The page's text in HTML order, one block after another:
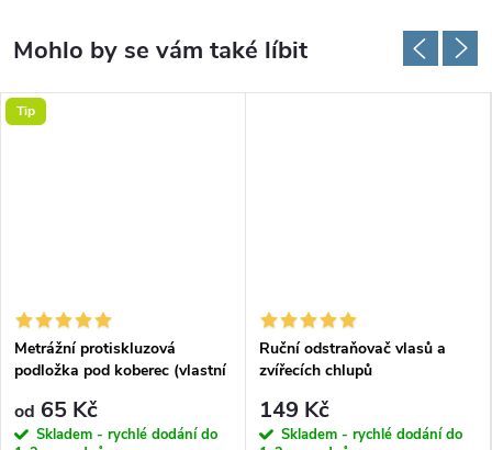
Tip
Metrážní protiskluzová
podložka pod koberec (vlastní
od 65 Kč
Skladem - rychlé dodání do
Ruční odstraňovač vlasů a
zvířecích chlupů
149 Kč
Skladem - rychlé dodání do